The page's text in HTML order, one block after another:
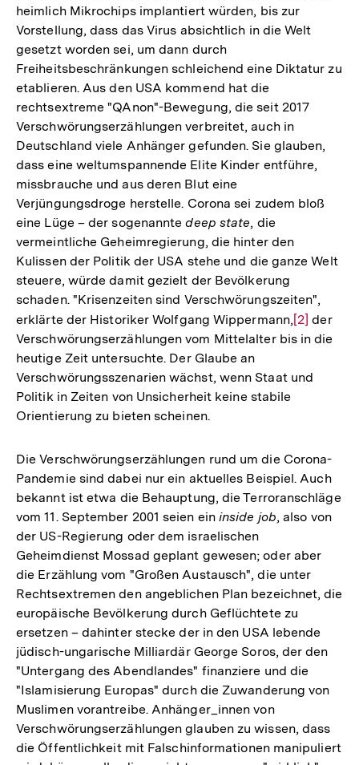
heimlich Mikrochips implantiert würden, bis zur
Vorstellung, dass das Virus absichtlich in die Welt
gesetzt worden sei, um dann durch
Freiheitsbeschränkungen schleichend eine Diktatur zu
etablieren. Aus den USA kommend hat die
rechtsextreme "QAnon"-Bewegung, die seit 2017
Verschwörungserzählungen verbreitet, auch in
Deutschland viele Anhänger gefunden. Sie glauben,
dass eine weltumspannende Elite Kinder entführe,
missbrauche und aus deren Blut eine
Verjüngungsdroge herstelle. Corona sei zudem bloß
eine Lüge – der sogenanntedeep state, die
vermeintliche Geheimregierung, die hinter den
Kulissen der Politik der USA stehe und die ganze Welt
steuere, würde damit gezielt der Bevölkerung
schaden. "Krisenzeiten sind Verschwörungszeiten",
erklärte der Historiker Wolfgang Wippermann,Zur
Auflösung
Fußnote
[2] der
Verschwörungserzählungen vom Mittelalter bis in die
heutige Zeit untersuchte. Der Glaube an
Verschwörungsszenarien wächst, wenn Staat und
Politik in Zeiten von Unsicherheit keine stabile
Orientierung zu bieten scheinen.
Die Verschwörungserzählungen rund um die Corona-
Pandemie sind dabei nur ein aktuelles Beispiel. Auch
bekannt ist etwa die Behauptung, die Terroranschläge
vom 11. September 2001 seien ein inside job, also von
der US-Regierung oder dem israelischen
Geheimdienst Mossad geplant gewesen; oder aber
die Erzählung vom "Großen Austausch", die unter
Rechtsextremen den angeblichen Plan bezeichnet, die
europäische Bevölkerung durch Geflüchtete zu
ersetzen – dahinter stecke der in den USA lebende
jüdisch-ungarische Milliardär George Soros, der den
"Untergang des Abendlandes" finanziere und die
"Islamisierung Europas" durch die Zuwanderung von
Muslimen vorantreibe. Anhänger_innen von
Verschwörungserzählungen glauben zu wissen, dass
die Öffentlichkeit mit Falschinformationen manipuliert